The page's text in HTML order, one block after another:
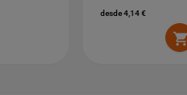
desde 4,14 €
